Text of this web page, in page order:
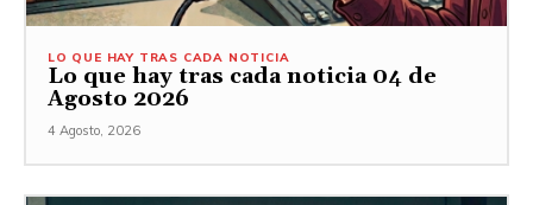
LO QUE HAY TRAS CADA NOTICIA
Lo que hay tras cada noticia 04 de
Agosto 2026
4 Agosto, 2026